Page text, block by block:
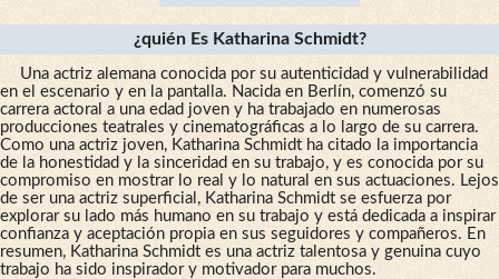
¿quién Es Katharina Schmidt?
Una actriz alemana conocida por su autenticidad y vulnerabilidad
en el escenario y en la pantalla. Nacida en Berlín, comenzó su
carrera actoral a una edad joven y ha trabajado en numerosas
producciones teatrales y cinematográficas a lo largo de su carrera.
Como una actriz joven, Katharina Schmidt ha citado la importancia
de la honestidad y la sinceridad en su trabajo, y es conocida por su
compromiso en mostrar lo real y lo natural en sus actuaciones. Lejos
de ser una actriz superficial, Katharina Schmidt se esfuerza por
explorar su lado más humano en su trabajo y está dedicada a inspirar
confianza y aceptación propia en sus seguidores y compañeros. En
resumen, Katharina Schmidt es una actriz talentosa y genuina cuyo
trabajo ha sido inspirador y motivador para muchos.